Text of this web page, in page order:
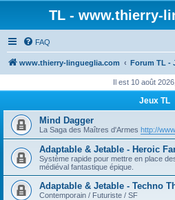
TL - www.thierry-
FAQ
www.thierry-lingueglia.com Forum TL -
Il est 10 août
Jeux TL
Mind Dagger
La Saga des Maîtres d'Armes http://
Adaptable & Jetable - Heroic
Système rapide pour mettre en place
médiéval fantastique épique.
Adaptable & Jetable - Techno
Contemporain / Futuriste / SF